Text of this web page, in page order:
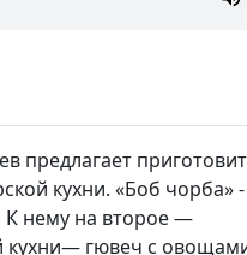
предлагает
кухни. «Боб чорба» -
К нему на второе —
кухни— гювеч с